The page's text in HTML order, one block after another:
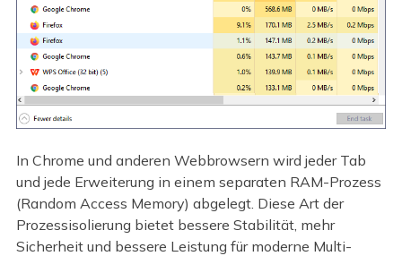
In Chrome und anderen Webbrowsern wird jeder Tab
und jede Erweiterung in einem separaten RAM-Prozess
(Random Access Memory) abgelegt. Diese Art der
Prozessisolierung bietet bessere Stabilität, mehr
Sicherheit und bessere Leistung für moderne Multi-